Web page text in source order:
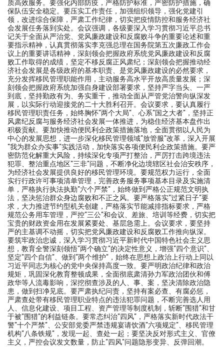
保队伍安全稳定。要压实工作责任，加强组织领导，强化党建引
领，改进综合保障，严肃工作纪律，切实把疫情防控和服务经济社
会发展任务落到实处。会议强调，各级要深入学习贯彻习近平总书
记关于全面从严治党、党风廉政建设和反腐败斗争的重要论述和重
要指示精神，认真贯彻落实李克强总理在国务院第五次廉政工作会
议上的重要讲话精神，深刻领会把握政府系统党风廉政建设和反腐
败工作取得的成绩，坚定不移反腐正风肃纪；深刻领会把握推动经
济社会发展是各级政府的基本职责、是党风廉政建设的必然要求，
充分发挥移民管理职能作用，主动服务高水平开放高质量发展；深
刻领会把握政府系统加强自身建设部署要求，坚持严字当头、一严
到底，坚持勤政有为、务实重干，推动全面从严管党治警向纵深发
展，以实际行动迎接党的二十大胜利召开。会议要求，要认真履行
移民管理职责任务，始终胸怀"两个大局"、心系"国之大者"，坚持正
风肃纪反腐与服务经济社会发展一体推进，为稳住经济基本盘作出
积极贡献。要加快推动便民利企政策措施落地，全面贯彻以人民为
中心的发展思想，进一步深化移民管理领域"放管服"改革，深入开展
"我为群众办实事"实践活动，加快落实各项便民利企政策措施。要严
密防范化解重大风险，持续深化专项严打整治，严厉打击跨境违法
犯罪、整治重点地区"三非"问题，不断净化边境辖区社会治安秩序，
为经济社会发展提供良好的移民管理环境。要规范权力运行，全面
实行行政许可事项清单管理，完善政务服务事项基本目录及实施清
单，严格执行执法执勤"六个严禁"，始终做到严格公正规范文明执
法，坚决惩治群众身边腐败和不正之风。要严格落实"过紧日子"要
求，大力推进节约型机关创建，严格落实节能减排指标要求，严格
规范公务用车管理，严控"三公"和会议、差旅、培训等经费，切实把
宝贵的财政资金用在发展紧要处、基层急需上。会议要求，要坚持
严的主基调不动摇，切实把党风廉政建设和反腐败工作推向纵深。
要筑牢政治忠诚，深入学习贯彻习近平新时代中国特色社会主义思
想，教育全警深刻领悟"两个确立"的决定性意义，增强"四个意识"、
坚定"四个自信"、做到"两个维护"，始终在思想上政治上行动上同以
习近平同志为核心的党中央保持高度一致。要严明政治纪律和政治
规矩，巩固深化教育整顿成果，全面彻底肃清孙力军政治团伙和傅
政华等人流毒影响，深挖彻查涉及的人、事、案，坚决清除政治隐
患，做到扫净见底。要严肃执纪问责，坚持有案必查、有腐必惩，
严肃查处带有移民管理职业特点的违法犯罪问题，不断完善选人用
人、信息化建设、项目工程、资产管理等制度机制，斩断"围猎"和甘
于被"围猎"的利益链条。要常态纠治"四风"，严格落实新时代政法干
警"十个严禁"、公安部党委严禁违规宴请饮酒"六项规定"、移民管理
机构"八条铁规"，发现一起、查处一起；要坚决反对形式主义、官僚
主义，严控会议发文数量，防止"四风"问题隐形变异、反弹回潮。